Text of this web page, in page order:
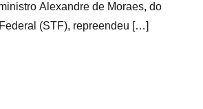
Alexandre de Moraes, do
(STF), repreendeu […]